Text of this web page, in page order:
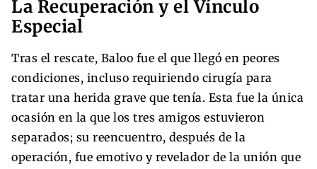
La Recuperación y el Vínculo
Especial
Tras el rescate, Baloo fue el que llegó en peores
condiciones, incluso requiriendo cirugía para
tratar una herida grave que tenía. Esta fue la única
ocasión en la que los tres amigos estuvieron
separados; su reencuentro, después de la
operación, fue emotivo y revelador de la unión que